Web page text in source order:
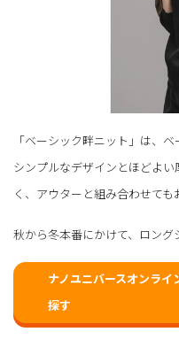
「ベーシック畔ニット」は、
シンプルなデザインとほどよ
く、アウターと組み合わせても
秋から冬本番にかけて、ロング
ナノユニバースオンラ
探す